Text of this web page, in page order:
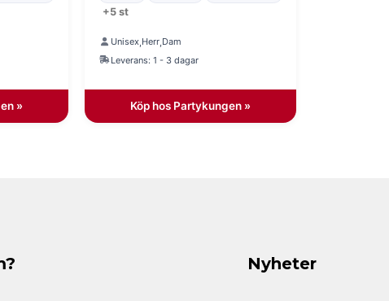
priset
»
+5 st
Unisex Herr Dam
Leverans: 1 - 3 dagar
Köp hos Partykungen »
Nyheter